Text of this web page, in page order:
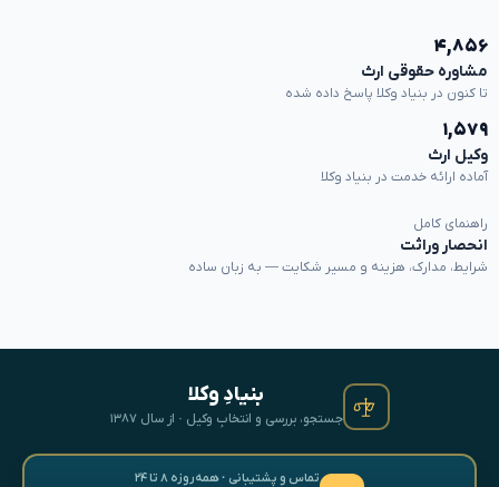
۴,۸۵۶
مشاوره حقوقی ارث
تا کنون در بنیاد وکلا پاسخ داده شده
۱,۵۷۹
وکیل ارث
آماده ارائه خدمت در بنیاد وکلا
راهنمای کامل
انحصار وراثت
شرایط، مدارک، هزینه و مسیر شکایت — به زبان ساده
بنیادِ وکلا
جستجو، بررسی و انتخابِ وکیل · از سال ۱۳۸۷
تماس و پشتیبانی · همه‌روزه ۸ تا ۲۴